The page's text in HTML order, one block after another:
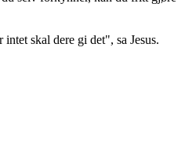
skal dere gi det", sa Jesus.